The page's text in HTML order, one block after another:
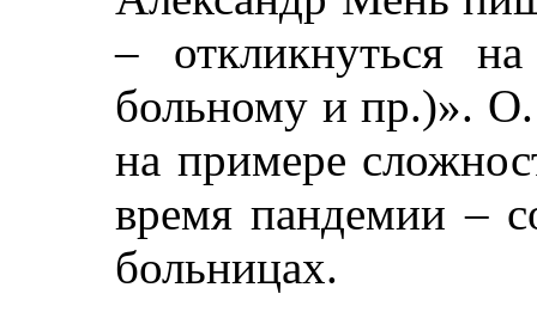
– откликнуться
больному и пр.)». О.
на примере
время пандемии –
больницах.